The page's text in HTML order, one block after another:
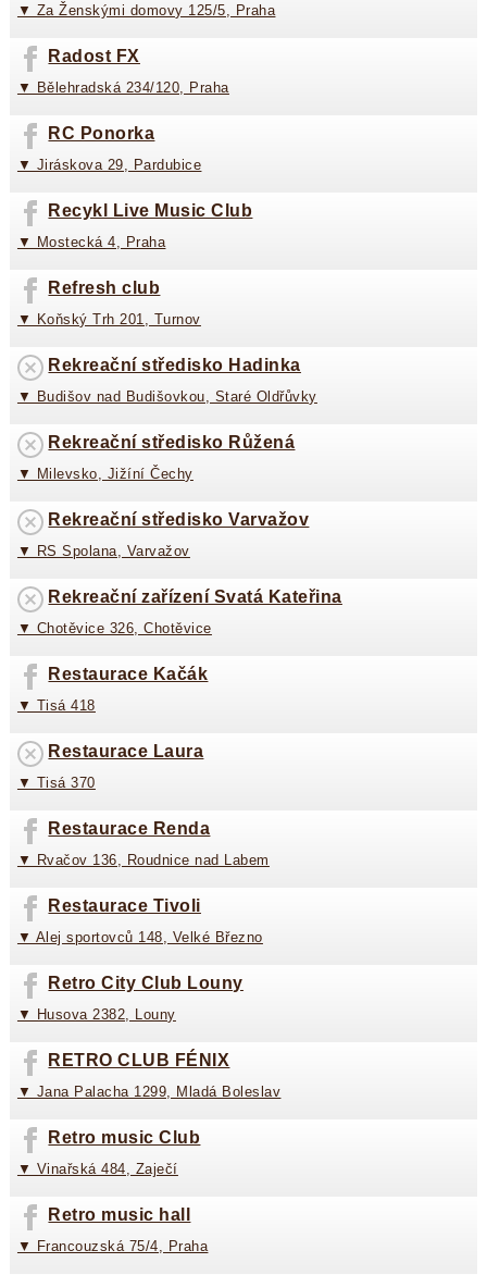
▼ Za Ženskými domovy 125/5, Praha
Radost FX
▼ Bělehradská 234/120, Praha
RC Ponorka
▼ Jiráskova 29, Pardubice
Recykl Live Music Club
▼ Mostecká 4, Praha
Refresh club
▼ Koňský Trh 201, Turnov
Rekreační středisko Hadinka
▼ Budišov nad Budišovkou, Staré Oldřůvky
Rekreační středisko Růžená
▼ Milevsko, Jižíní Čechy
Rekreační středisko Varvažov
▼ RS Spolana, Varvažov
Rekreační zařízení Svatá Kateřina
▼ Chotěvice 326, Chotěvice
Restaurace Kačák
▼ Tisá 418
Restaurace Laura
▼ Tisá 370
Restaurace Renda
▼ Rvačov 136, Roudnice nad Labem
Restaurace Tivoli
▼ Alej sportovců 148, Velké Březno
Retro City Club Louny
▼ Husova 2382, Louny
RETRO CLUB FÉNIX
▼ Jana Palacha 1299, Mladá Boleslav
Retro music Club
▼ Vinařská 484, Zaječí
Retro music hall
▼ Francouzská 75/4, Praha